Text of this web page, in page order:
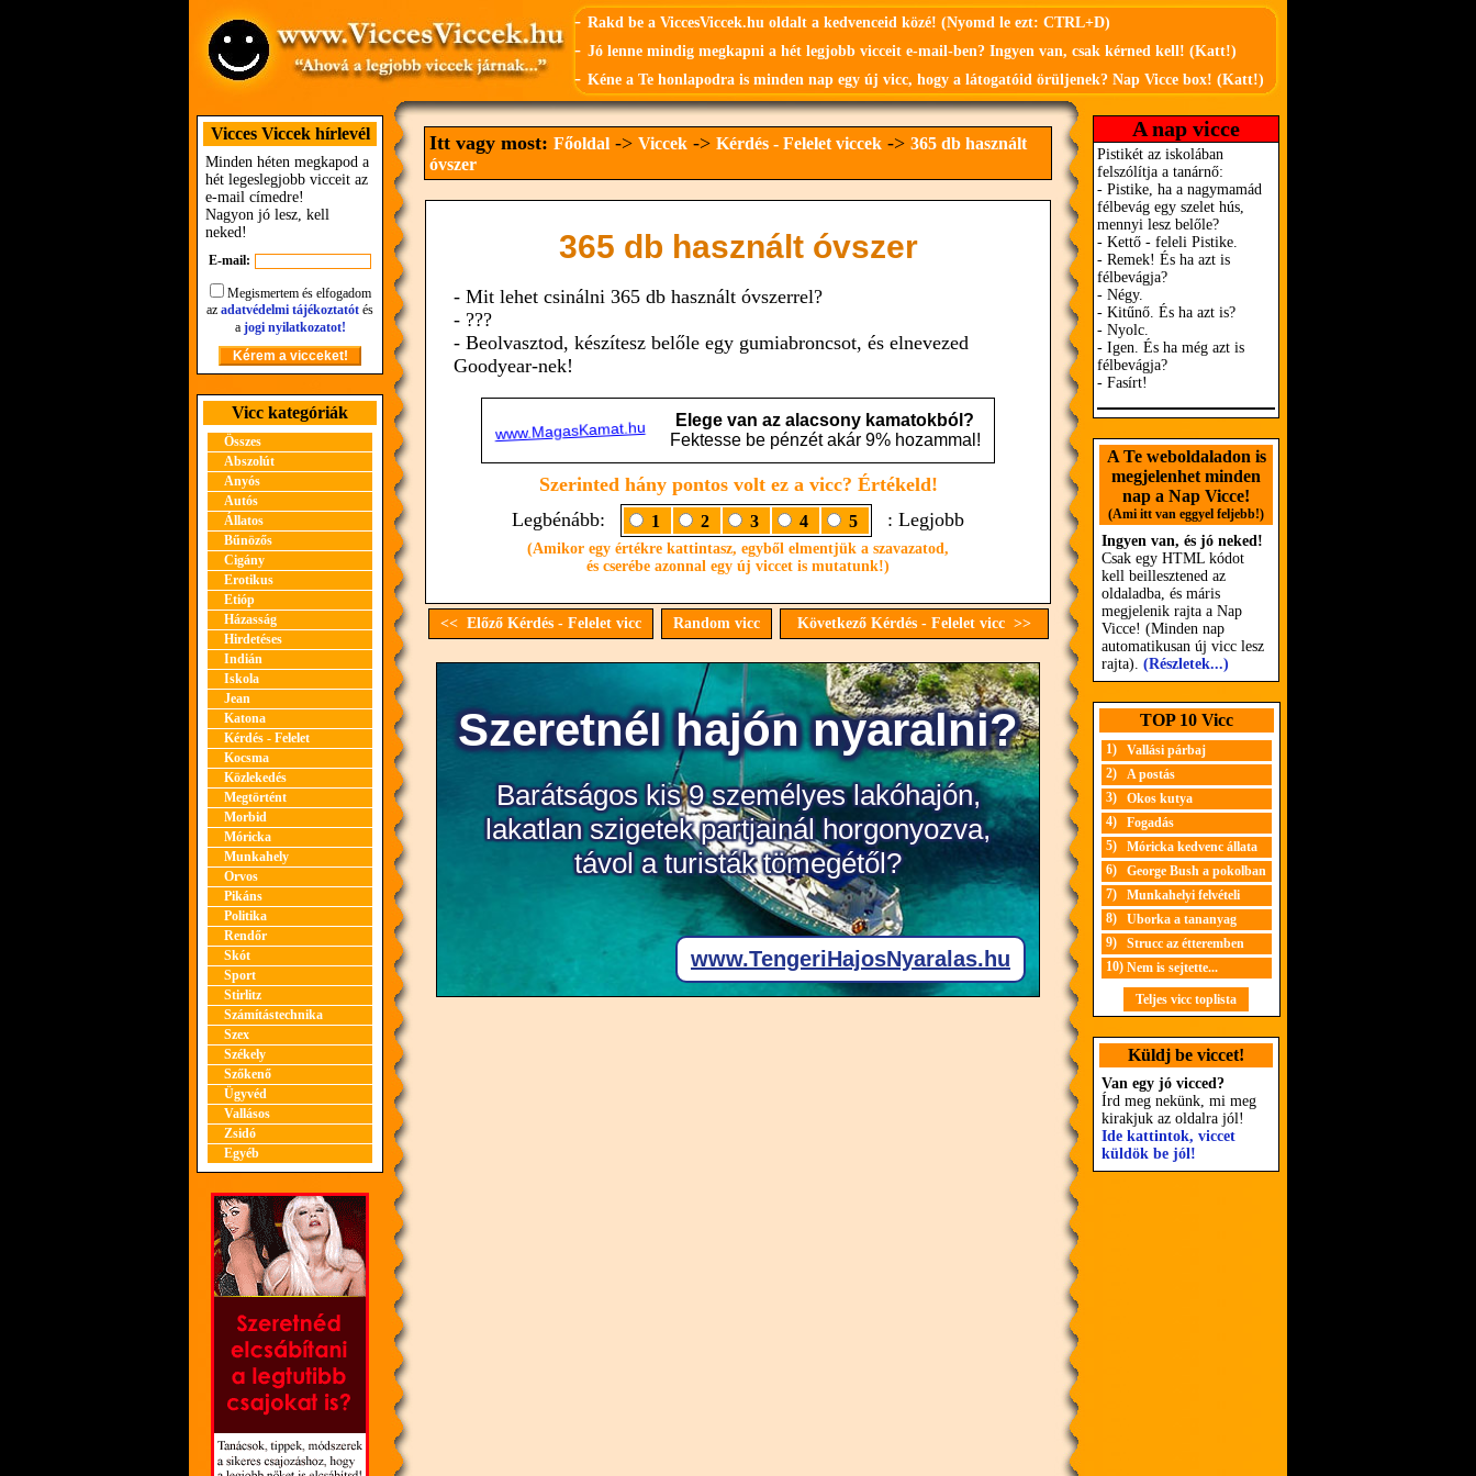
- Rakd be a ViccesViccek.hu oldalt a kedvenceid közé! (Nyomd le ezt: CTRL+D)
- Jó lenne mindig megkapni a hét legjobb vicceit e-mail-ben? Ingyen van, csak kérned kell! (Katt!)
- Kéne a Te honlapodra is minden nap egy új vicc, hogy a látogatóid örüljenek? Nap Vicce box! (Katt!)
Vicces Viccek hírlevél
Minden héten megkapod a
hét legeslegjobb vicceit az
e-mail címedre!
Nagyon jó lesz, kell
neked!
E-mail:
Megismertem és elfogadom
az adatvédelmi tájékoztatót és
a jogi nyilatkozatot!
Vicc kategóriák
Összes
Abszolút
Anyós
Autós
Állatos
Bűnözős
Cigány
Erotikus
Etióp
Házasság
Hirdetéses
Indián
Iskola
Jean
Katona
Kérdés - Felelet
Kocsma
Közlekedés
Megtörtént
Morbid
Móricka
Munkahely
Orvos
Pikáns
Politika
Rendőr
Skót
Sport
Stirlitz
Számítástechnika
Szex
Székely
Szőkenő
Ügyvéd
Vallásos
Zsidó
Egyéb
Itt vagy most: Főoldal -> Viccek -> Kérdés - Felelet viccek -> 365 db használt
óvszer
365 db használt óvszer
- Mit lehet csinálni 365 db használt óvszerrel?
- ???
- Beolvasztod, készítesz belőle egy gumiabroncsot, és elnevezed
Goodyear-nek!
Szerinted hány pontos volt ez a vicc? Értékeld!
Legbénább:
1 2 3 4 5 : Legjobb
(Amikor egy értékre kattintasz, egyből elmentjük a szavazatod,
és cserébe azonnal egy új viccet is mutatunk!)
<< Előző Kérdés - Felelet vicc Random vicc Következő Kérdés - Felelet vicc >>
A nap vicce
A Te weboldaladon is
megjelenhet minden
nap a Nap Vicce!
(Ami itt van eggyel feljebb!)
Ingyen van, és jó neked!
Csak egy HTML kódot
kell beillesztened az
oldaladba, és máris
megjelenik rajta a Nap
Vicce! (Minden nap
automatikusan új vicc lesz
rajta). (Részletek...)
TOP 10 Vicc
1)
Vallási párbaj
2)
A postás
3)
Okos kutya
4)
Fogadás
5)
Móricka kedvenc állata
6)
George Bush a pokolban
7)
Munkahelyi felvételi
8)
Uborka a tananyag
9)
Strucc az étteremben
10) Nem is sejtette...
Teljes vicc toplista
Küldj be viccet!
Van egy jó vicced?
Írd meg nekünk, mi meg
kirakjuk az oldalra jól!
Ide kattintok, viccet
küldök be jól!